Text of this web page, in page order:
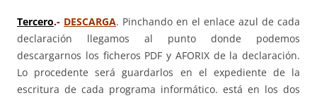
Tercero.- DESCARGA. Pinchando en el enlace azul de cada
declaración llegamos al punto donde podemos
descargarnos los ficheros PDF y AFORIX de la declaración.
Lo procedente será guardarlos en el expediente de la
escritura de cada programa informático. está en los dos